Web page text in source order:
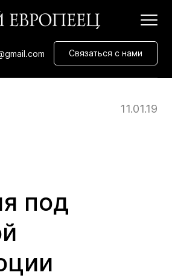
Связаться с нами
11.01.19
под